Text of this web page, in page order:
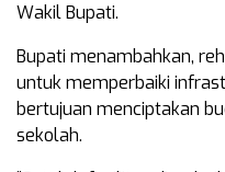
Wakil Bupati.
Bupati menambahkan,
untuk memperbaiki
bertujuan menciptakan
sekolah.